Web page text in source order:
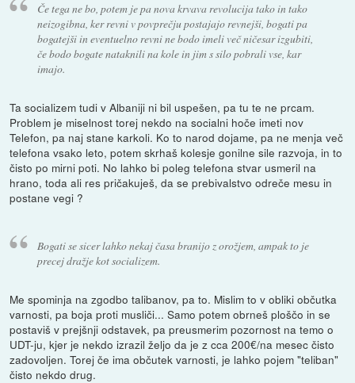
Če tega ne bo, potem je pa nova krvava revolucija tako in tako
neizogibna, ker revni v povprečju postajajo revnejši, bogati pa
bogatejši in eventuelno revni ne bodo imeli več ničesar izgubiti,
če bodo bogate nataknili na kole in jim s silo pobrali vse, kar
imajo.
Ta socializem tudi v Albaniji ni bil uspešen, pa tu te ne prcam.
Problem je miselnost torej nekdo na socialni hoče imeti nov
Telefon, pa naj stane karkoli. Ko to narod dojame, pa ne menja več
telefona vsako leto, potem skrhaš kolesje gonilne sile razvoja, in to
čisto po mirni poti. No lahko bi poleg telefona stvar usmeril na
hrano, toda ali res pričakuješ, da se prebivalstvo odreče mesu in
postane vegi ?
Bogati se sicer lahko nekaj časa branijo z orožjem, ampak to je
precej dražje kot socializem.
Me spominja na zgodbo talibanov, pa to. Mislim to v obliki občutka
varnosti, pa boja proti musliči... Samo potem obrneš ploščo in se
postaviš v prejšnji odstavek, pa preusmerim pozornost na temo o
UDT-ju, kjer je nekdo izrazil željo da je z cca 200€/na mesec čisto
zadovoljen. Torej če ima občutek varnosti, je lahko pojem "teliban"
čisto nekdo drug.